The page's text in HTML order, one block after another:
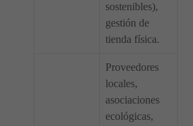
sostenibles),
gestión de
tienda física.
Proveedores
locales,
asociaciones
ecológicas,